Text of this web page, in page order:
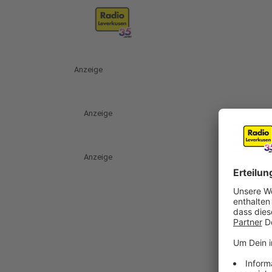
Anzeige
Anzeige
Anzeige